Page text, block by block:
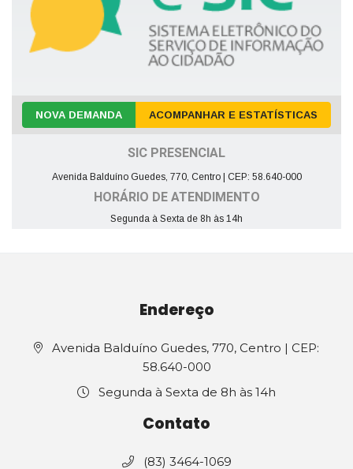
NOVA DEMANDA ACOMPANHAR E ESTATÍSTICAS
SIC PRESENCIAL
Avenida Balduíno Guedes, 770, Centro | CEP: 58.640-000
HORÁRIO DE ATENDIMENTO
Segunda à Sexta de 8h às 14h
Endereço
Avenida Balduíno Guedes, 770, Centro | CEP:
58.640-000
Segunda à Sexta de 8h às 14h
Contato
(83) 3464-1069